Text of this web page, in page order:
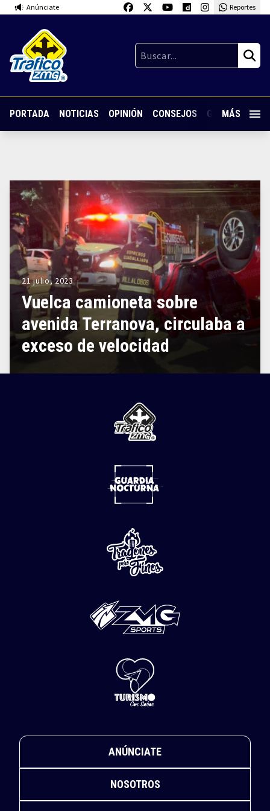
Anúnciate Reportes
PORTADA NOTICIAS OPINIÓN CONSEJOS GUARDIA
MÁS
21 julio, 2023
Vuelca camioneta sobre
avenida Terranova, circulaba a
exceso de velocidad
ANÚNCIATE
NOSOTROS